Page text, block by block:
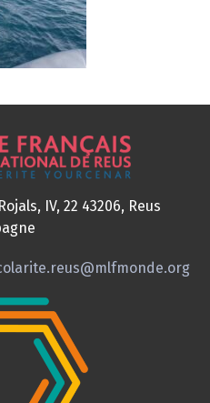
IV, 22 43206, Reus